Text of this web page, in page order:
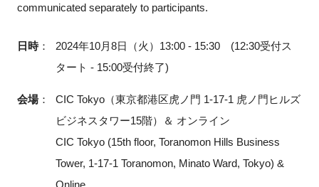
communicated separately to participants.
日時：
2024年10月8日（火）13:00 - 15:30 (12:30受付ス
タート - 15:00受付終了)
会場：
CIC Tokyo（東京都港区虎ノ門 1-17-1 虎ノ門ヒルズ
ビジネスタワー15階）＆ オンライン
CIC Tokyo (15th floor, Toranomon Hills Business
Tower, 1-17-1 Toranomon, Minato Ward, Tokyo) &
Online